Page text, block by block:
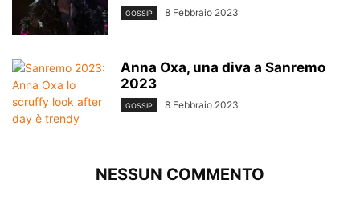
GOSSIP 8 Febbraio 2023
Anna Oxa, una diva a Sanremo
2023
GOSSIP 8 Febbraio 2023
NESSUN COMMENTO